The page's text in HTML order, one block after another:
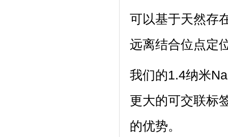
可以基于天然存
远离结合位点定
我们的1.4纳米
更大的可交联标
的优势。